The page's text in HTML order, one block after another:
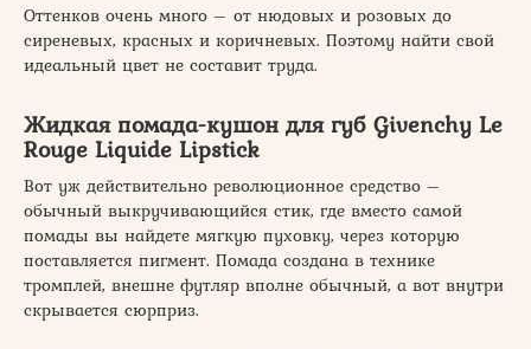
Оттенков очень много – от нюдовых и розовых до
сиреневых, красных и коричневых. Поэтому найти свой
идеальный цвет не составит труда.
Жидкая помада-кушон для губ Givenchy Le
Rouge Liquide Lipstick
Вот уж действительно революционное средство –
обычный выкручивающийся стик, где вместо самой
помады вы найдете мягкую пуховку, через которую
поставляется пигмент. Помада создана в технике
тромплей, внешне футляр вполне обычный, а вот внутри
скрывается сюрприз.